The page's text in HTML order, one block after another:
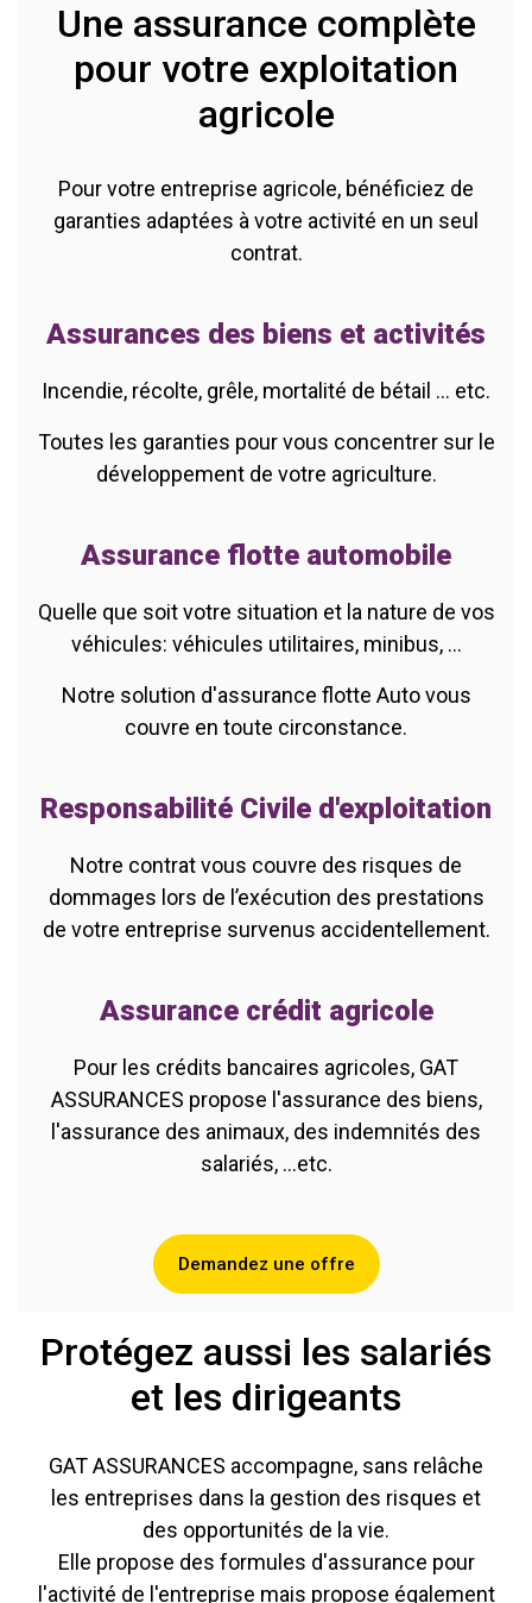
Une assurance complète
pour votre exploitation
agricole
Pour votre entreprise agricole, bénéficiez de
garanties adaptées à votre activité en un seul
contrat.
Assurances des biens et activités
Incendie, récolte, grêle, mortalité de bétail ... etc.
Toutes les garanties pour vous concentrer sur le
développement de votre agriculture.
Assurance flotte automobile
Quelle que soit votre situation et la nature de vos
véhicules: véhicules utilitaires, minibus, ...
Notre solution d'assurance flotte Auto vous
couvre en toute circonstance.
Responsabilité Civile d'exploitation
Notre contrat vous couvre des risques de
dommages lors de l’exécution des prestations
de votre entreprise survenus accidentellement.
Assurance crédit agricole
Pour les crédits bancaires agricoles, GAT
ASSURANCES propose l'assurance des biens,
l'assurance des animaux, des indemnités des
salariés, ...etc.
Demandez une offre
Protégez aussi les salariés
et les dirigeants
GAT ASSURANCES accompagne, sans relâche
les entreprises dans la gestion des risques et
des opportunités de la vie.
Elle propose des formules d'assurance pour
l'activité de l'entreprise mais propose également